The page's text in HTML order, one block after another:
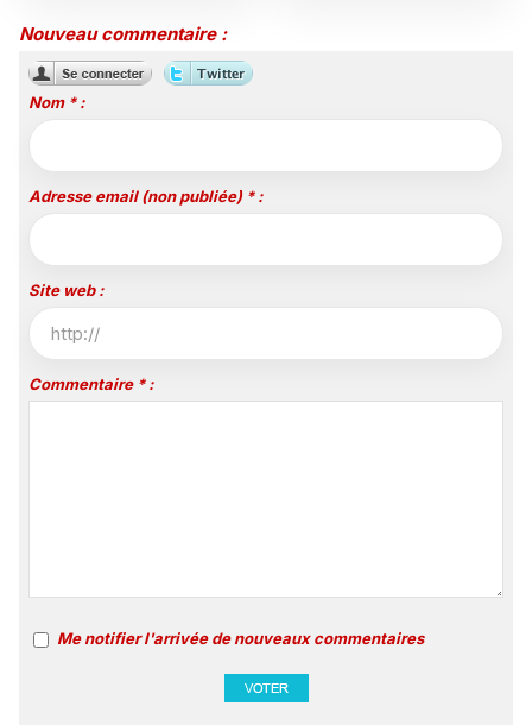
Nouveau commentaire :
Nom * :
Adresse email (non publiée) * :
Site web :
Commentaire * :
Me notifier l'arrivée de nouveaux commentaires